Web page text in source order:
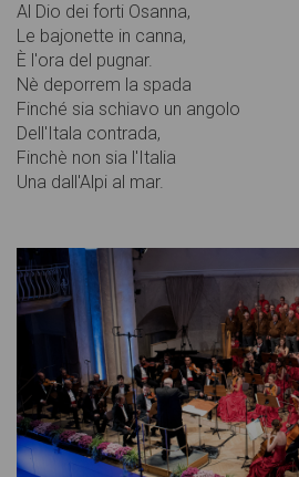
Al Dio dei forti Osanna,
Le bajonette in canna,
È l'ora del pugnar.
Nè deporrem la spada
Finché sia schiavo un angolo
Dell'Itala contrada,
Finchè non sia l'Italia
Una dall'Alpi al mar.